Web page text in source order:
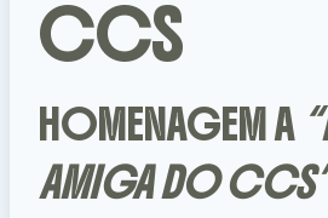
CCS
HOMENAGEM A
AMIGA DO